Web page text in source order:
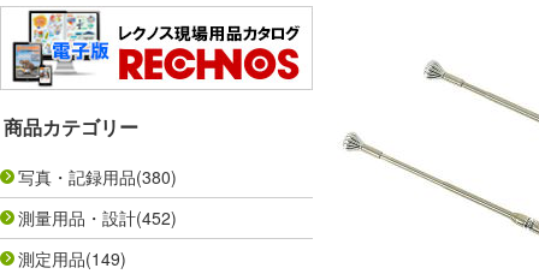
商品カテゴリー
写真・記録用品(380)
測量用品・設計(452)
測定用品(149)